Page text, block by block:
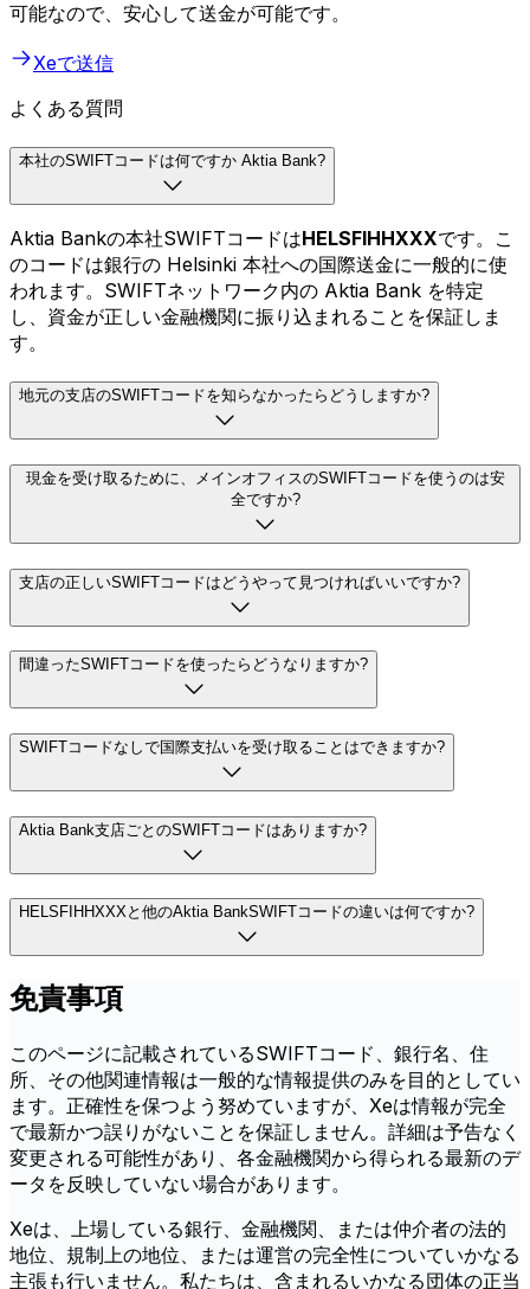
可能なので、安心して送金が可能です。
Xeで送信
よくある質問
本社のSWIFTコードは何ですか Aktia Bank?
Aktia Bankの本社SWIFTコードはHELSFIHHXXXです。こ
のコードは銀行の Helsinki 本社への国際送金に一般的に使
われます。SWIFTネットワーク内の Aktia Bank を特定
し、資金が正しい金融機関に振り込まれることを保証しま
す。
地元の支店のSWIFTコードを知らなかったらどうしますか?
現金を受け取るために、メインオフィスのSWIFTコードを使うのは安
全ですか?
支店の正しいSWIFTコードはどうやって見つければいいですか?
間違ったSWIFTコードを使ったらどうなりますか?
SWIFTコードなしで国際支払いを受け取ることはできますか?
Aktia Bank支店ごとのSWIFTコードはありますか?
HELSFIHHXXXと他のAktia BankSWIFTコードの違いは何ですか?
免責事項
このページに記載されているSWIFTコード、銀行名、住
所、その他関連情報は一般的な情報提供のみを目的としてい
ます。正確性を保つよう努めていますが、Xeは情報が完全
で最新かつ誤りがないことを保証しません。詳細は予告なく
変更される可能性があり、各金融機関から得られる最新のデ
ータを反映していない場合があります。
Xeは、上場している銀行、金融機関、または仲介者の法的
地位、規制上の地位、または運営の完全性についていかなる
主張も行いません。私たちは、含まれるいかなる団体の正当